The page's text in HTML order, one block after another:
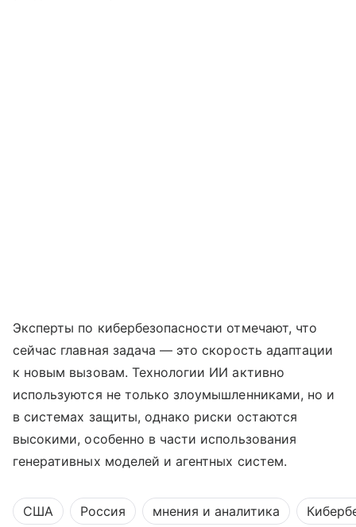
Эксперты по кибербезопасности отмечают, что
сейчас главная задача — это скорость адаптации
к новым вызовам. Технологии ИИ активно
используются не только злоумышленниками, но и
в системах защиты, однако риски остаются
высокими, особенно в части использования
генеративных моделей и агентных систем.
США Россия мнения и аналитика